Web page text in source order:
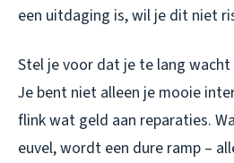
een uitdaging is, wil je dit niet
Stel je voor dat je te lang
Je bent niet alleen je mooie
flink wat geld aan reparaties.
euvel, wordt een dure ramp –